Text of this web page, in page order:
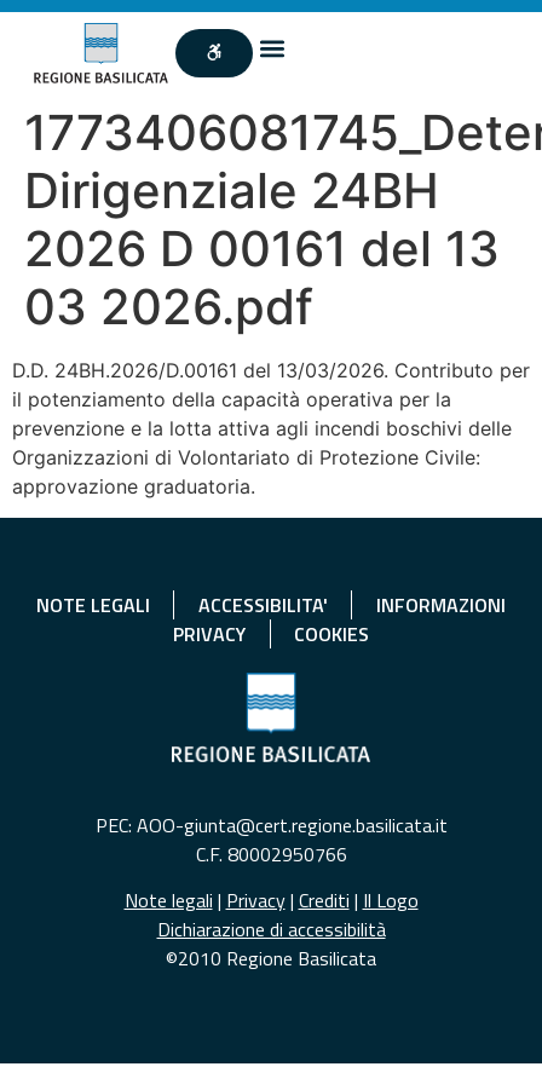
Dirigenziale 24BH
2026 D 00161 del 13
03 2026.pdf
D.D. 24BH.2026/D.00161 del 13/03/2026. Contributo per
il potenziamento della capacità operativa per la
prevenzione e la lotta attiva agli incendi boschivi delle
Organizzazioni di Volontariato di Protezione Civile:
approvazione graduatoria.
NOTE LEGALI ACCESSIBILITA'
INFORMAZIONI
PRIVACY
COOKIES
PEC: AOO-giunta@cert.regione.basilicata.it
C.F. 80002950766
Note legali | Privacy| Crediti | Il Logo
Dichiarazione di accessibilità
©2010 Regione Basilicata